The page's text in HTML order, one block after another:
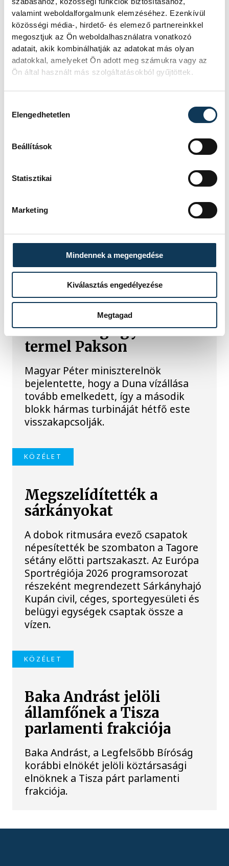
valamint weboldalforgalmunk elemzéséhez. Ezenkívül
közösségi média-, hirdető- és elemező partnereinkkel
megosztjuk az Ön weboldalhasználatra vonatkozó
adatait, akik kombinálhatják az adatokat más olyan
adatokkal, amelyeket Ön adott meg számukra vagy az
Ön által használt más szolgáltatásokból gyűjtöttek.
Elengedhetetlen
Beállítások
Statisztikai
Marketing
Mindennek a megengedése
Kiválasztás engedélyezése
Megtagad
meglenne az engedély" - jegyezte meg.
közélet
koronavírus
TOVÁBBI CIKKEK
Estétől még egy turbina
termel Pakson
Magyar Péter miniszterelnök
bejelentette, hogy a Duna vízállása
tovább emelkedett, így a második
blokk hármas turbináját hétfő este
visszakapcsolják.
KÖZÉLET
Megszelídítették a
sárkányokat
A dobok ritmusára evező csapatok
népesítették be szombaton a Tagore
sétány előtti partszakaszt. Az Európa
Sportrégiója 2026 programsorozat
részeként megrendezett Sárkányhajó
Kupán civil, céges, sportegyesületi és
belügyi egységek csaptak össze a
vízen.
KÖZÉLET
Baka Andrást jelöli
államfőnek a Tisza
parlamenti frakciója
Baka Andrást, a Legfelsőbb Bíróság
korábbi elnökét jelöli köztársasági
elnöknek a Tisza párt parlamenti
frakciója.